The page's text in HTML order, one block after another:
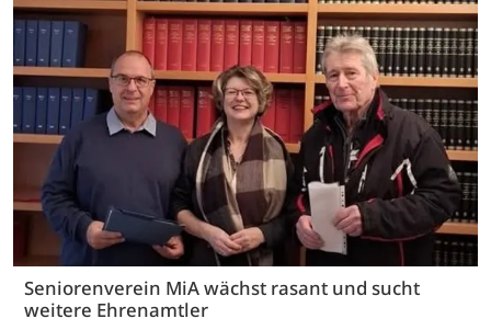
Seniorenverein MiA wächst rasant und sucht
weitere Ehrenamtler